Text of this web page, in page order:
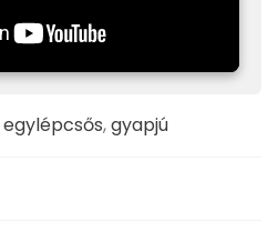
egylépcsős,gyapjú